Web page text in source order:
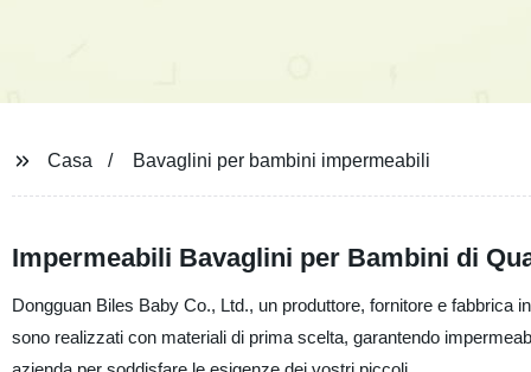
Casa Bavaglini per bambini impermeabili
Impermeabili Bavaglini per Bambini di
Dongguan Biles Baby Co., Ltd., un produttore, fornitore e fabbrica
sono realizzati con materiali di prima scelta, garantendo